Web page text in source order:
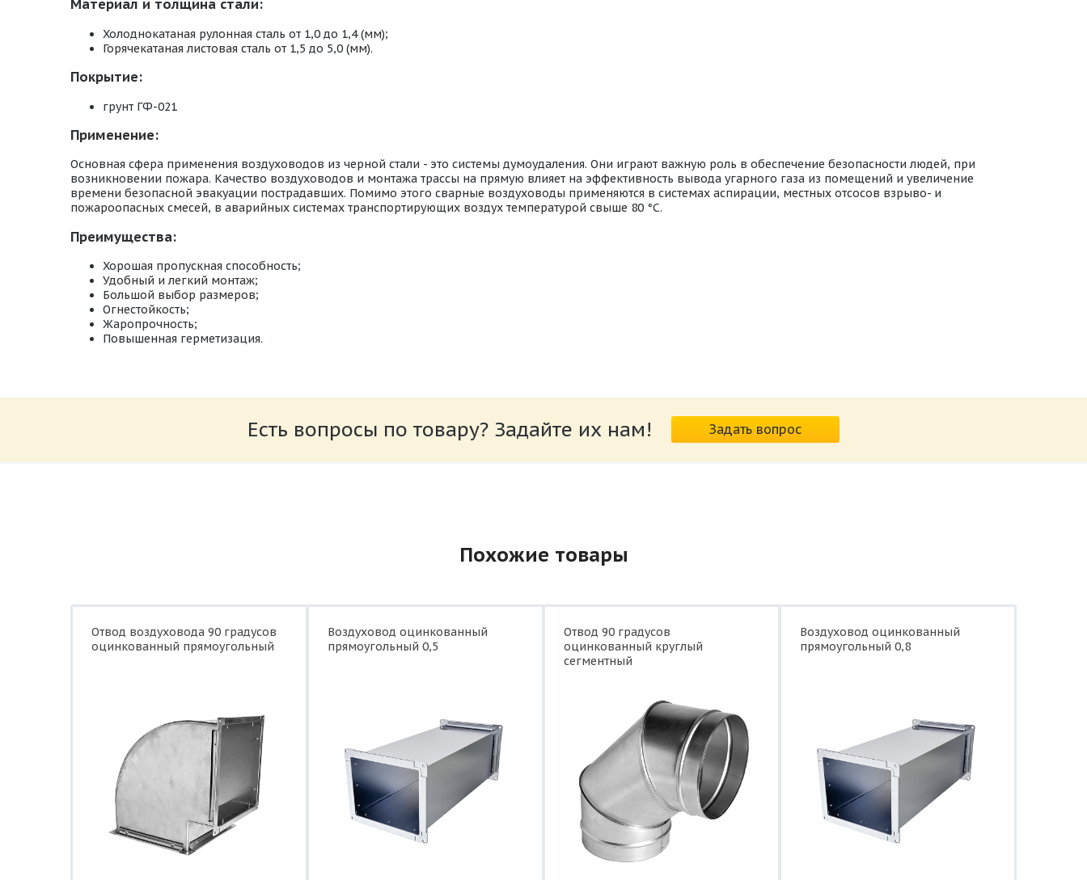
Материал и толщина стали:
Холоднокатаная рулонная сталь от 1,0 до 1,4 (мм);
Горячекатаная листовая сталь от 1,5 до 5,0 (мм).
Покрытие:
грунт ГФ-021
Применение:
Основная сфера применения воздуховодов из черной стали - это системы думоудаления. Они играют важную роль в обеспечение безопасности людей, при
возникновении пожара. Качество воздуховодов и монтажа трассы на прямую влияет на эффективность вывода угарного газа из помещений и увеличение
времени безопасной эвакуации пострадавших. Помимо этого сварные воздуховоды применяются в системах аспирации, местных отсосов взрыво- и
пожароопасных смесей, в аварийных системах транспортирующих воздух температурой свыше 80 °C.
Преимущества:
Хорошая пропускная способность;
Удобный и легкий монтаж;
Большой выбор размеров;
Огнестойкость;
Жаропрочность;
Повышенная герметизация.
Размер: 860.54 Кб
Есть вопросы по товару? Задайте их нам! Задать вопрос
Похожие товары
Отвод воздуховода 90 градусов
оцинкованный прямоугольный
Воздуховод оцинкованный
прямоугольный 0,5
Отвод 90 градусов
оцинкованный круглый
сегментный
Воздуховод оцинкованный
прямоугольный 0,8